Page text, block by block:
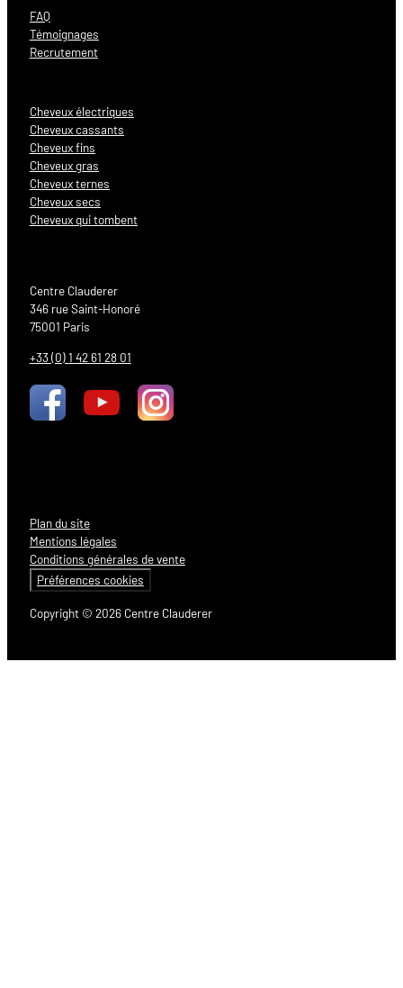
FAQ
Témoignages
Recrutement
Cheveux électriques
Cheveux cassants
Cheveux fins
Cheveux gras
Cheveux ternes
Cheveux secs
Cheveux qui tombent
Centre Clauderer
346 rue Saint-Honoré
75001 Paris
+33 (0) 1 42 61 28 01
Copyright © 2026 Centre Clauderer
Plan du site
Mentions légales
Conditions générales de vente
Préférences cookies